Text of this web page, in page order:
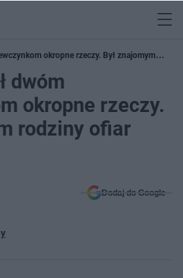
okropne rzeczy. Był znajomym
dwóm
okropne rzeczy.
rodziny ofiar
Dodaj do Google